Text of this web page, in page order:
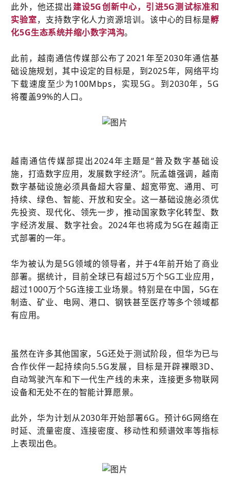
此外，他还提出建设5G创新中心，引进5G测试标准和
实验室，支持数字化人力资源培训。该中心的目标是孵
化5G生态系统并缩小数字鸿沟。
此前，越南通信传媒部公布了2021年至2030年通信基
础设施规划，其中设定的目标是，到2025年，网络平均
下载速度至少为100Mbps，实现5G。到2030年，5G
将覆盖99%的人口。
越南通信传媒部提出2024年主题是“普及数字基础设
施，打造数字应用，发展数字经济”。阮孟雄强调，越南
数字基础设施必须具备超大容量、超宽带宽、通用、可
持续、绿色、智能、开放和安全。这一基础设施必须优
先投资、现代化、领先一步，推动国家数字化转型、数
字经济发展、数字社会。2024年也将成为5G在越南正
式部署的一年。
华为被认为是5G领域的领导者，并于4年前开始了商业
部署。据统计，目前全球已有超过5万个5G工业应用，
超过1000万个5G连接工业场景。特别是在中国，5G在
制造、矿业、电网、港口、钢铁甚至医疗等多个领域都
有应用。
虽然在许多其他国家，5G还处于测试阶段，但华为已与
合作伙伴一起持续向5.5G发展，目标是开辟裸眼3D、
自动驾驶汽车和下一代生产线的未来，连接更多物联网
设备和无处不在的智能计算愿景。
此外，华为计划从2030年开始部署6G。预计6G网络在
时延、流量密度、连接密度、移动性和频谱效率等指标
上表现出色。